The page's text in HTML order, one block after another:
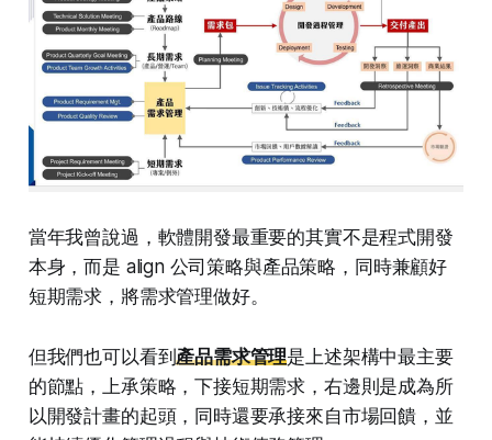
當年我曾說過，軟體開發最重要的其實不是程式開發
本身，而是 align 公司策略與產品策略，同時兼顧好
短期需求，將需求管理做好。
但我們也可以看到產品需求管理是上述架構中最主要
的節點，上承策略，下接短期需求，右邊則是成為所
以開發計畫的起頭，同時還要承接來自市場回饋，並